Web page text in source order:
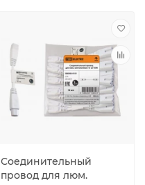
Соединительный
провод для люм.